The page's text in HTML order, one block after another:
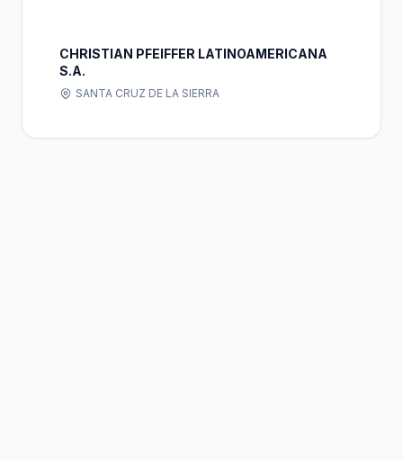
CHRISTIAN PFEIFFER LATINOAMERICANA
S.A.
SANTA CRUZ DE LA SIERRA